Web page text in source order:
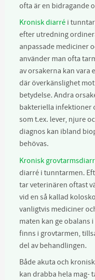
ofta är en bidragande
Kronisk diarré i
efter utredning
anpassade mediciner
använder man ofta
av orsakerna kan
där överkänslighet
betydelse. Andra
bakteriella infektioner
som t.ex. lever, njure
diagnos kan ibland
behövas.
Kronisk
diarré i tunntarmen.
tar veterinären oftast
vid en så kallad
vanligtvis mediciner
maten kan ge obalans
finns i grovtarmen,
del av behandlingen.
Både akuta och
kan drabba hela mag-